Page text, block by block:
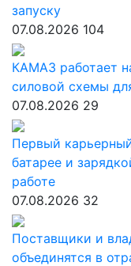
запуску
07.08.2026 104
КАМАЗ работает
силовой схемы
07.08.2026 29
Первый
батарее и
работе
07.08.2026 32
Поставщики и
объединятся в